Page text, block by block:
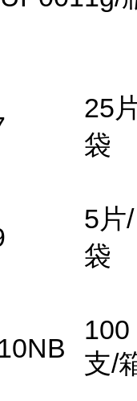
25
袋
5片/
袋
100
支/